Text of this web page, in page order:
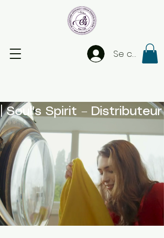
Se
| Soul's Spirit –